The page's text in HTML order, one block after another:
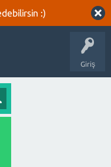
:)
Giriş